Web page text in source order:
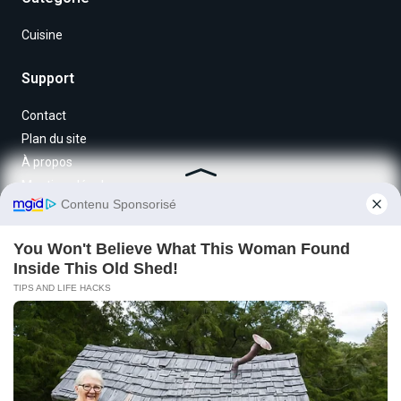
Cuisine
Support
Contact
Plan du site
À propos
Copyright © 2025 BM Livraison & Courses, Tous droits réservés.